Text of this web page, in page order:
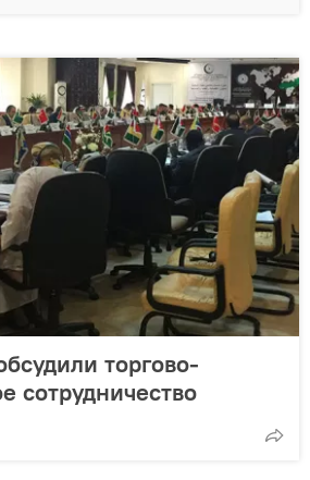
торгово-
сотрудничество